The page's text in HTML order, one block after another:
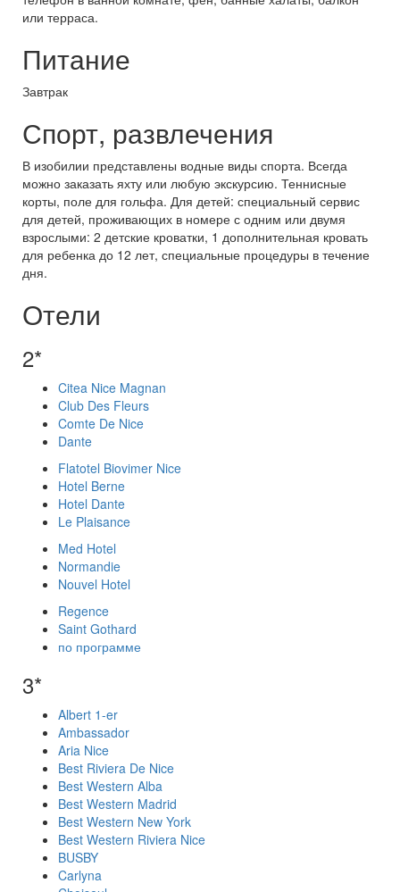
или терраса.
Питание
Завтрак
Спорт, развлечения
В изобилии представлены водные виды спорта. Всегда
можно заказать яхту или любую экскурсию. Теннисные
корты, поле для гольфа. Для детей: специальный сервис
для детей, проживающих в номере с одним или двумя
взрослыми: 2 детские кроватки, 1 дополнительная кровать
для ребенка до 12 лет, специальные процедуры в течение
дня.
Отели
2*
Citea Nice Magnan
Club Des Fleurs
Comte De Nice
Dante
Flatotel Biovimer Nice
Hotel Berne
Hotel Dante
Le Plaisance
Med Hotel
Normandie
Nouvel Hotel
Regence
Saint Gothard
по программе
3*
Albert 1-er
Ambassador
Aria Nice
Best Riviera De Nice
Best Western Alba
Best Western Madrid
Best Western New York
Best Western Riviera Nice
BUSBY
Carlyna